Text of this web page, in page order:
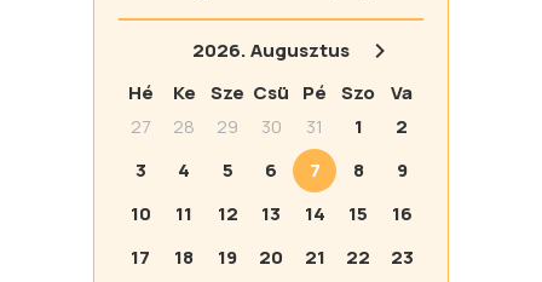
2026.Augusztus
Hé
Ke Sze Csü Pé Szo
Va
27
28 29 30 31 1
2
3
4 5 6 7 8
9
10
11 12 13 14 15
16
17
18 19 20 21 22
23